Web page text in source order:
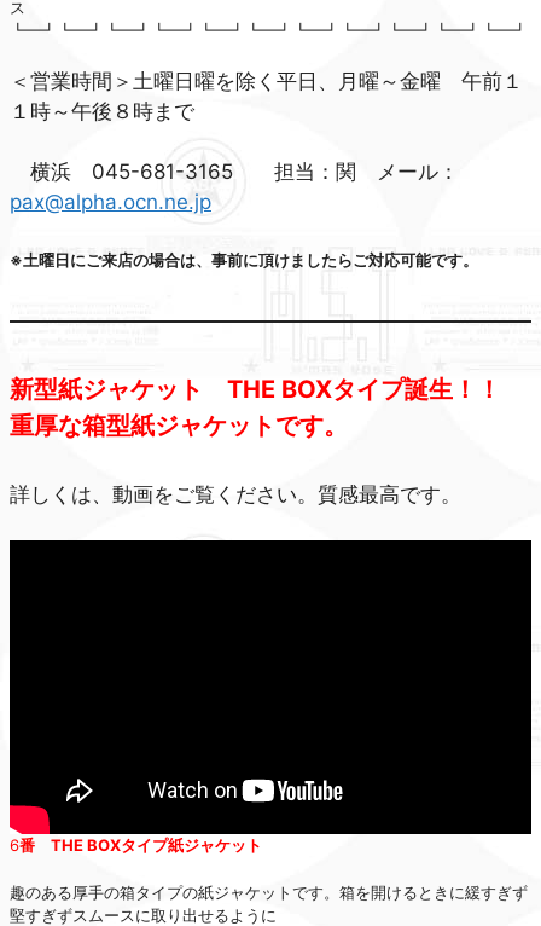
ス
┗━┛┗━┛┗━┛┗━┛┗━┛┗━┛┗━┛┗━┛┗━┛┗━┛┗━┛
＜営業時間＞土曜日曜を除く平日、月曜～金曜 午前１
１時～午後８時まで
横浜 045-681-3165 担当：関 メール：
pax@alpha.ocn.ne.jp
※土曜日にご来店の場合は、事前に頂けましたらご対応可能です。
新型紙ジャケット THE BOXタイプ誕生！！
重厚な箱型紙ジャケットです。
詳しくは、動画をご覧ください。質感最高です。
6番 THE BOXタイプ紙ジャケット
趣のある厚手の箱タイプの紙ジャケットです。箱を開けるときに緩すぎず
堅すぎずスムースに取り出せるように